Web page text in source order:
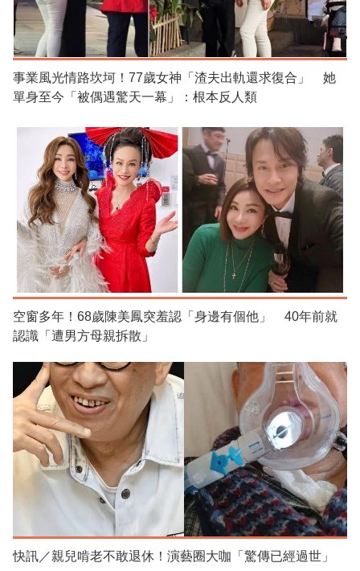
事業風光情路坎坷！77歲女神「渣夫出軌還求復合」 她
單身至今「被偶遇驚天一幕」：根本反人類
空窗多年！68歲陳美鳳突羞認「身邊有個他」 40年前就
認識「遭男方母親拆散」
快訊／親兒啃老不敢退休！演藝圈大咖「驚傳已經過世」